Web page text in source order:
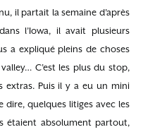
il partait la semaine d’après
l’Iowa, il avait plusieurs
a expliqué pleins de choses
C’est les plus du stop,
extras. Puis il y a eu un mini
quelques litiges avec les
étaient absolument partout,